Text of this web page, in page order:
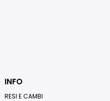
INFO
RESI E CAMBI